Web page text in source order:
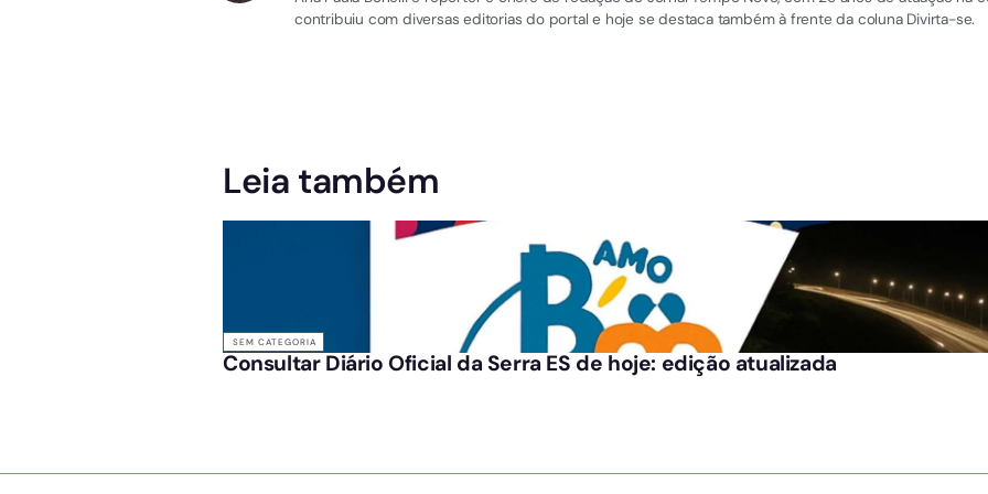
contribuiu com diversas editorias do portal e hoje se destaca também à frente da coluna Divirta-se.
Leia também
SEM CATEGORIA
Consultar Diário Oficial da Serra ES de hoje: edição atualizada